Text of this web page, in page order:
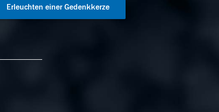
Erleuchten einer Gedenkkerze